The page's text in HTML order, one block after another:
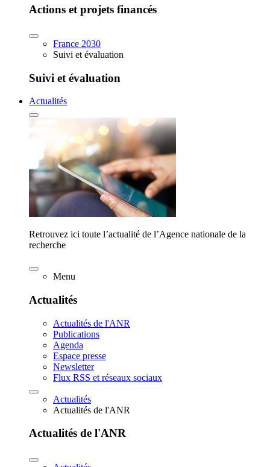
Actions et projets financés
France 2030
Suivi et évaluation
Suivi et évaluation
Actualités
Retrouvez ici toute l’actualité de l’Agence nationale de la
recherche
Menu
Actualités
Actualités de l'ANR
Publications
Agenda
Espace presse
Newsletter
Flux RSS et réseaux sociaux
Actualités
Actualités de l'ANR
Actualités de l'ANR